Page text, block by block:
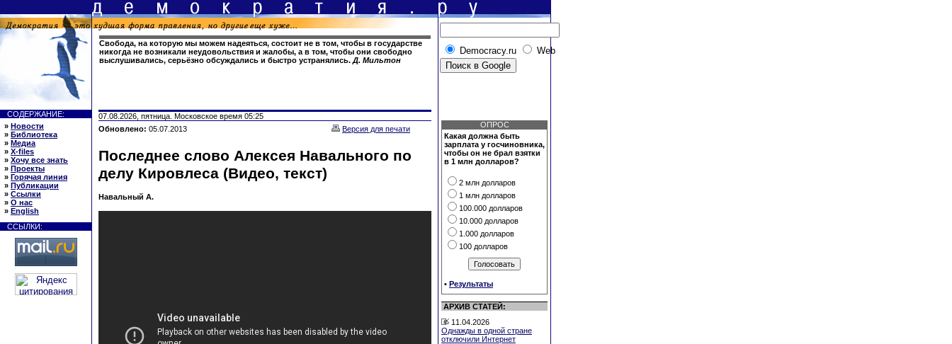
Свобода, на которую мы можем надеяться, состоит не в том, чтобы в государстве
никогда не возникали неудовольствия и жалобы, а в том, чтобы они свободно
выслушивались, серьёзно обсуждались и быстро устранялись. Д. Мильтон
Democracy.ru Web
СОДЕРЖАНИЕ:
» Новости
» Библиотека
» Медиа
» X-files
» Хочу все знать
» Проекты
» Горячая линия
» Публикации
» Ссылки
» О нас
» English
ССЫЛКИ:
07.08.2026, пятница. Московское время 05:25
Обновлено: 05.07.2013 Версия для печати
Последнее слово Алексея Навального по
делу Кировлеса (Видео, текст)
Навальный А.
ОПРОС
Какая должна быть
зарплата у госчиновника,
чтобы он не брал взятки
в 1 млн долларов?
2 млн долларов
1 млн долларов
100.000 долларов
10.000 долларов
1.000 долларов
100 долларов
• Результаты
АРХИВ СТАТЕЙ:
11.04.2026
Однажды в одной стране
отключили Интернет